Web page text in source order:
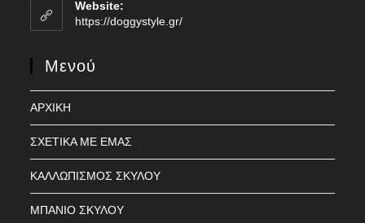
Website:
https://doggystyle.gr/
Μενού
ΑΡΧΙΚΗ
ΣΧΕΤΙΚΑ ΜΕ ΕΜΑΣ
ΚΑΛΛΩΠΙΣΜΟΣ ΣΚΥΛΟΥ
ΜΠΑΝΙΟ ΣΚΥΛΟΥ